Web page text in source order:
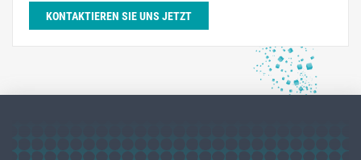
KONTAKTIEREN SIE UNS JETZT